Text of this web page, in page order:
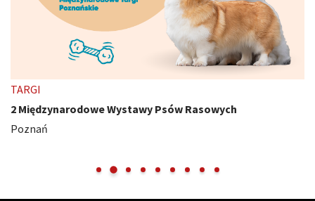
TARGI
2 Międzynarodowe Wystawy Psów Rasowych
Poznań